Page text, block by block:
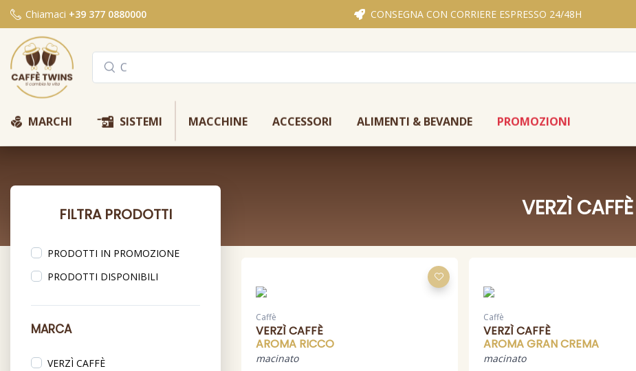
Chiamaci +39 377 0880000 CONSEGNA CON CORRIERE ESPRESSO 24/48H
Y MARCHI Q SISTEMI MACCHINE ACCESSORI ALIMENTI & BEVANDE PROMOZIONI
FILTRA PRODOTTI
PRODOTTI IN PROMOZIONE
PRODOTTI DISPONIBILI
MARCA
VERZÌ CAFFÈ
VERZÌ CAFFÈ
Caffè
VERZÌ CAFFÈ
AROMA RICCO
macinato
Caffè
VERZÌ CAFFÈ
AROMA GRAN CREMA
macinato